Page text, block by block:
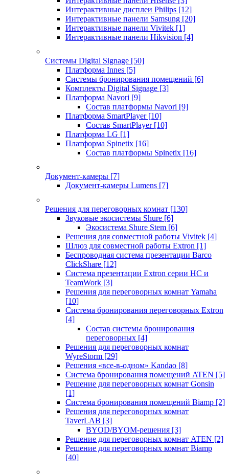
Интерактивные дисплеи Philips [12]
Интерактивные панели Samsung [20]
Интерактивные панели Vivitek [1]
Интерактивные панели Hikvision [4]
Системы Digital Signage [50]
Платформа Innes [5]
Системы бронирования помещений [6]
Комплекты Digital Signage [3]
Платформа Navori [9]
Состав платформы Navori [9]
Платформа SmartPlayer [10]
Состав SmartPlayer [10]
Платформа LG [1]
Платформа Spinetix [16]
Состав платформы Spinetix [16]
Документ-камеры [7]
Документ-камеры Lumens [7]
Решения для переговорных комнат [130]
Звуковые экосистемы Shure [6]
Экосистема Shure Stem [6]
Решения для совместной работы Vivitek [4]
Шлюз для совместной работы Extron [1]
Беспроводная система презентации Barco
ClickShare [12]
Система презентации Extron серии HC и
TeamWork [3]
Решения для переговорных комнат Yamaha
[10]
Система бронирования переговорных Extron
[4]
Состав системы бронирования
переговорных [4]
Решения для переговорных комнат
WyreStorm [29]
Решения «все-в-одном» Kandao [8]
Система бронирования помещений ATEN [5]
Решение для переговорных комнат Gonsin
[1]
Система бронирования помещений Biamp [2]
Решения для переговорных комнат
TaverLAB [3]
BYOD/BYOM-решения [3]
Решение для переговорных комнат ATEN [2]
Решение для переговорных комнат Biamp
[40]